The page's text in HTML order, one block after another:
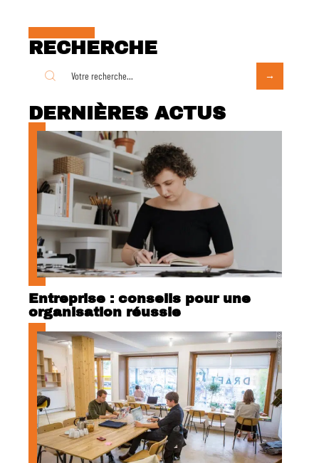
RECHERCHE
DERNIÈRES ACTUS
Entreprise : conseils pour une
organisation réussie